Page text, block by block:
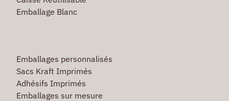
Emballage Blanc
Emballages personnalisés
Sacs Kraft Imprimés
Adhésifs Imprimés
Emballages sur mesure